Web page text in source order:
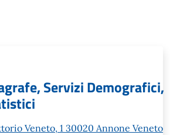
Servizi Demografici,
Veneto, 1 30020 Annone Veneto